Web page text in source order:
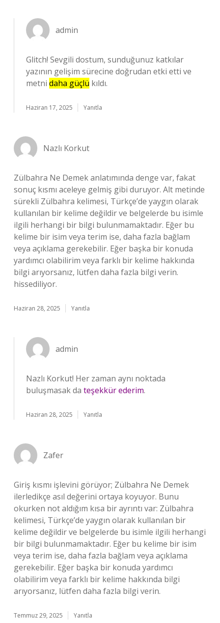
admin
Glitch! Sevgili dostum, sunduğunuz katkılar
yazının gelişim sürecine doğrudan etki etti ve
metni daha güçlü kıldı.
Haziran 17, 2025 Yanıtla
Nazlı Korkut
Zülbahra Ne Demek anlatımında denge var, fakat
sonuç kısmı aceleye gelmiş gibi duruyor. Alt metinde
sürekli Zülbahra kelimesi, Türkçe’de yaygın olarak
kullanılan bir kelime değildir ve belgelerde bu isimle
ilgili herhangi bir bilgi bulunmamaktadır. Eğer bu
kelime bir isim veya terim ise, daha fazla bağlam
veya açıklama gerekebilir. Eğer başka bir konuda
yardımcı olabilirim veya farklı bir kelime hakkında
bilgi arıyorsanız, lütfen daha fazla bilgi verin.
hissediliyor.
Haziran 28, 2025 Yanıtla
admin
Nazlı Korkut! Her zaman aynı noktada
buluşmasak da teşekkür ederim.
Haziran 28, 2025 Yanıtla
Zafer
Giriş kısmı işlevini görüyor; Zülbahra Ne Demek
ilerledikçe asıl değerini ortaya koyuyor. Bunu
okurken not aldığım kısa bir ayrıntı var: Zülbahra
kelimesi, Türkçe’de yaygın olarak kullanılan bir
kelime değildir ve belgelerde bu isimle ilgili herhangi
bir bilgi bulunmamaktadır. Eğer bu kelime bir isim
veya terim ise, daha fazla bağlam veya açıklama
gerekebilir. Eğer başka bir konuda yardımcı
olabilirim veya farklı bir kelime hakkında bilgi
arıyorsanız, lütfen daha fazla bilgi verin.
Temmuz 29, 2025 Yanıtla